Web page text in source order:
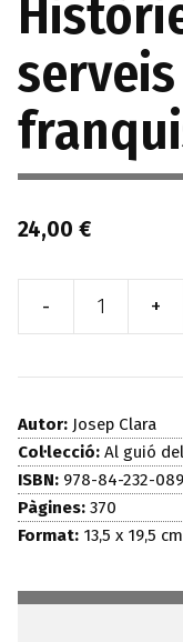
24,00 €
- +
Autor: Josep Clara
Col·lecció: Al guió
ISBN: 978-84-232-
Pàgines: 370
Format: 13,5 x 19,5 cm